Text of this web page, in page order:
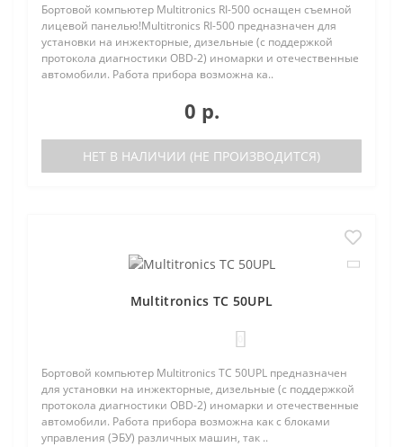
Бортовой компьютер Multitronics RI-500 оснащен съемной
лицевой панелью!Multitronics RI-500 предназначен для
установки на инжекторные, дизельные (с поддержкой
протокола диагностики OBD-2) иномарки и отечественные
автомобили. Работа прибора возможна ка..
0 р.
НЕТ В НАЛИЧИИ (НЕ ПРОИЗВОДИТСЯ)
Multitronics TC 50UPL
Бортовой компьютер Multitronics TC 50UPL предназначен
для установки на инжекторные, дизельные (с поддержкой
протокола диагностики OBD-2) иномарки и отечественные
автомобили. Работа прибора возможна как с блоками
управления (ЭБУ) различных машин, так ..